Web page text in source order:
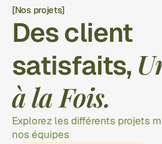
[Nos projets]
Des client
satisfaits,
à la Fois.
Explorez les différents projets
nos équipes